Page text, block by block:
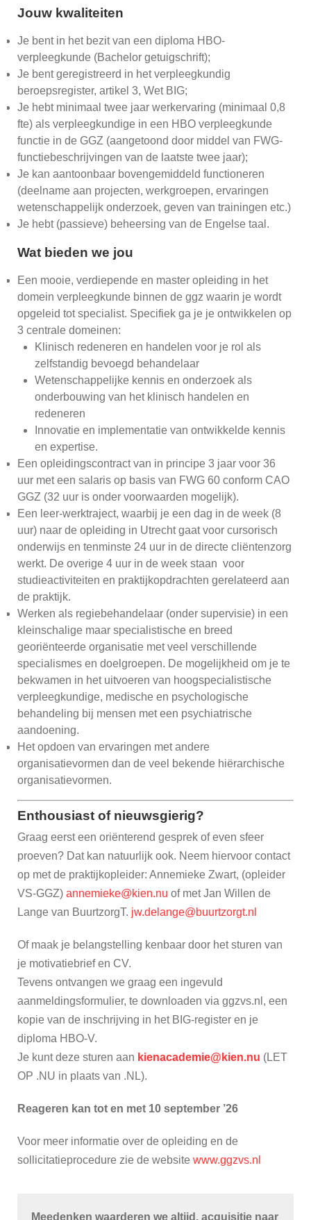
Jouw kwaliteiten
Je bent in het bezit van een diploma HBO-
verpleegkunde (Bachelor getuigschrift);
Je bent geregistreerd in het verpleegkundig
beroepsregister, artikel 3, Wet BIG;
Je hebt minimaal twee jaar werkervaring (minimaal 0,8
fte) als verpleegkundige in een HBO verpleegkunde
functie in de GGZ (aangetoond door middel van FWG-
functiebeschrijvingen van de laatste twee jaar);
Je kan aantoonbaar bovengemiddeld functioneren
(deelname aan projecten, werkgroepen, ervaringen
wetenschappelijk onderzoek, geven van trainingen etc.)
Je hebt (passieve) beheersing van de Engelse taal.
Wat bieden we jou
Een mooie, verdiepende en master opleiding in het
domein verpleegkunde binnen de ggz waarin je wordt
opgeleid tot specialist. Specifiek ga je je ontwikkelen op
3 centrale domeinen:
Klinisch redeneren en handelen voor je rol als
zelfstandig bevoegd behandelaar
Wetenschappelijke kennis en onderzoek als
onderbouwing van het klinisch handelen en
redeneren
Innovatie en implementatie van ontwikkelde kennis
en expertise.
Een opleidingscontract van in principe 3 jaar voor 36
uur met een salaris op basis van FWG 60 conform CAO
GGZ (32 uur is onder voorwaarden mogelijk).
Een leer-werktraject, waarbij je een dag in de week (8
uur) naar de opleiding in Utrecht gaat voor cursorisch
onderwijs en tenminste 24 uur in de directe cliëntenzorg
werkt. De overige 4 uur in de week staan voor
studieactiviteiten en praktijkopdrachten gerelateerd aan
de praktijk.
Werken als regiebehandelaar (onder supervisie) in een
kleinschalige maar specialistische en breed
georiënteerde organisatie met veel verschillende
specialismes en doelgroepen. De mogelijkheid om je te
bekwamen in het uitvoeren van hoogspecialistische
verpleegkundige, medische en psychologische
behandeling bij mensen met een psychiatrische
aandoening.
Het opdoen van ervaringen met andere
organisatievormen dan de veel bekende hiërarchische
organisatievormen.
Enthousiast of nieuwsgierig?
Graag eerst een oriënterend gesprek of even sfeer
proeven? Dat kan natuurlijk ook. Neem hiervoor contact
op met de praktijkopleider: Annemieke Zwart, (opleider
VS-GGZ) annemieke@kien.nu of met Jan Willen de
Lange van BuurtzorgT. jw.delange@buurtzorgt.nl
Of maak je belangstelling kenbaar door het sturen van
je motivatiebrief en CV.
Tevens ontvangen we graag een ingevuld
aanmeldingsformulier, te downloaden via ggzvs.nl, een
kopie van de inschrijving in het BIG-register en je
diploma HBO-V.
Je kunt deze sturen aan kienacademie@kien.nu (LET
OP .NU in plaats van .NL).
Reageren kan tot en met 10 september ’26
Voor meer informatie over de opleiding en de
sollicitatieprocedure zie de website www.ggzvs.nl
Meedenken waarderen we altijd, acquisitie naar
Clientenraad
Klachtenregeling
Aanbod
Elementen
Academie
Contact
KieN
Harlingen
KieN
Heerenveen
KieN
Leeuwarden
KieN
Sneek
KieN VIP
Heerenveen
KieN VIP
Leeuwarden
Persberichten